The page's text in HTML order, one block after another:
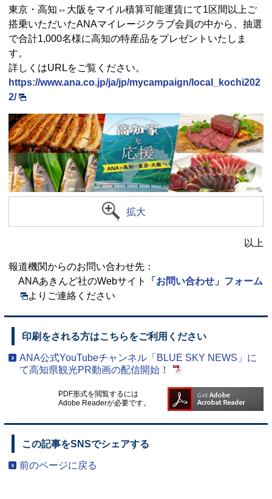
東京・高知⇔大阪をマイル積算可能運賃にて1区間以上ご
搭乗いただいたANAマイレージクラブ会員の中から、抽選
で合計1,000名様に高知の特産品をプレゼントいたしま
す。
詳しくはURLをご覧ください。
https://www.ana.co.jp/ja/jp/mycampaign/local_kochi202
2/
拡大
以上
報道機関からのお問い合わせ先：
ANAあきんど社のWebサイト
「お問い合わせ」フォーム
よりご連絡ください
印刷をされる方はこちらをご利用ください
ANA公式YouTubeチャンネル「BLUE SKY NEWS」に
て高知県観光PR動画の配信開始！
PDF形式を閲覧するには
Adobe Readerが必要です。
この記事をSNSでシェアする
前のページに戻る